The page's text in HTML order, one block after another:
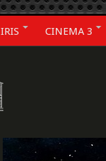
IRIS CINEMA 3